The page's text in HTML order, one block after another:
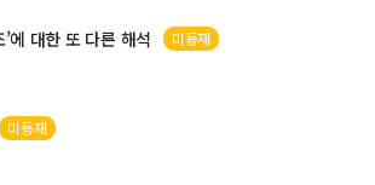
대한 또 다른 해석 미등재
미등재